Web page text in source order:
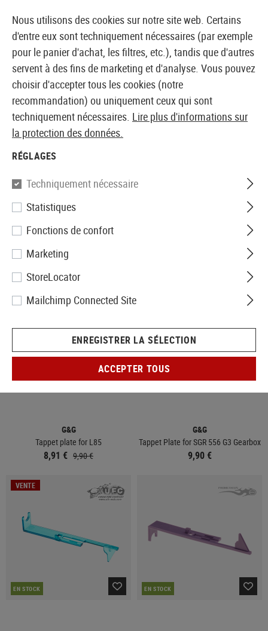
BOUTIQUE ET GROSSISTE EUROPÉEN AIRSOFT
Accueil Tuning et pièces détachées AEG Interne
PLAQUE TARAUDÉE
VENTE
EN STOCK
G&G
Tappet plate for L85
8,91 € 9,90 €
EN STOCK
G&G
Tappet Plate for SGR 556 G3 Gearbox
9,90 €
VENTE
EN STOCK EN STOCK
Nous utilisons des cookies sur notre site web. Certains
d'entre eux sont techniquement nécessaires (par exemple
pour le panier d'achat, les filtres, etc.), tandis que d'autres
servent à des fins de marketing et d'analyse. Vous pouvez
choisir d'accepter tous les cookies (notre
recommandation) ou uniquement ceux qui sont
techniquement nécessaires. Lire plus d'informations sur
la protection des données.
RÉGLAGES
Techniquement nécessaire
Statistiques
Fonctions de confort
Marketing
StoreLocator
Mailchimp Connected Site
ENREGISTRER LA SÉLECTION
ACCEPTER TOUS